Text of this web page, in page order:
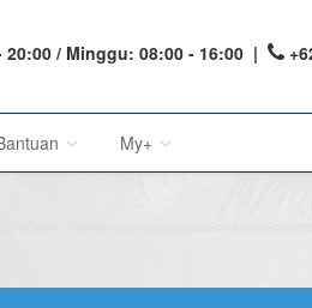
/ Minggu: 08:00 - 16:00 |
My+